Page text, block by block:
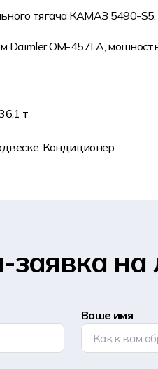
тягача КАМАЗ 5490-S5.
OM-457LA,
т
Кондиционер.
на
Ваше имя